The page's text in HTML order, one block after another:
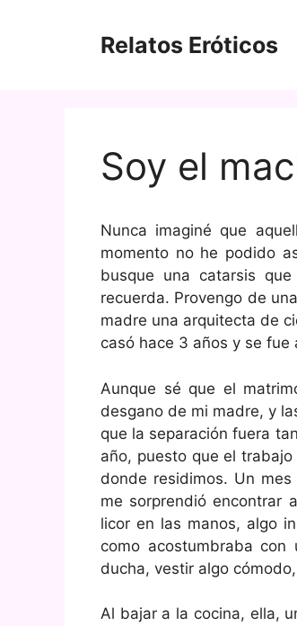
Relatos Eróticos
Soy el
Nunca imaginé que
momento no he podido
busque una catarsis
recuerda. Provengo de
madre una arquitecta de
casó hace 3 años y se fue
Aunque sé que el
desgano de mi madre, y
que la separación fuera
año, puesto que el
donde residimos. Un
me sorprendió encontrar
licor en las manos, algo
como acostumbraba
ducha, vestir algo
Al bajar a la cocina, ella,